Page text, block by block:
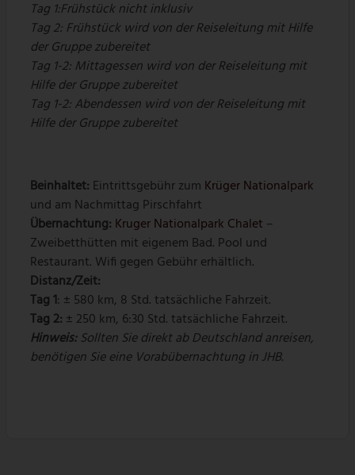
Tag 1:Frühstück nicht inklusiv
Tag 2: Frühstück wird von der Reiseleitung mit Hilfe
der Gruppe zubereitet
Tag 1-2: Mittagessen wird von der Reiseleitung mit
Hilfe der Gruppe zubereitet
Tag 1-2: Abendessen wird von der Reiseleitung mit
Hilfe der Gruppe zubereitet
Beinhaltet: Eintrittsgebühr zum Krüger Nationalpark
und am Nachmittag Pirschfahrt
Übernachtung: Kruger Nationalpark Chalet –
Zweibetthütten mit eigenem Bad. Pool und
Restaurant. Wifi gegen Gebühr erhältlich.
Distanz/Zeit:
Tag 1: ± 580 km, 8 Std. tatsächliche Fahrzeit.
Tag 2: ± 250 km, 6:30 Std. tatsächliche Fahrzeit.
Hinweis:Sollten Sie direkt ab Deutschland anreisen,
benötigen Sie eine Vorabübernachtung in JHB.